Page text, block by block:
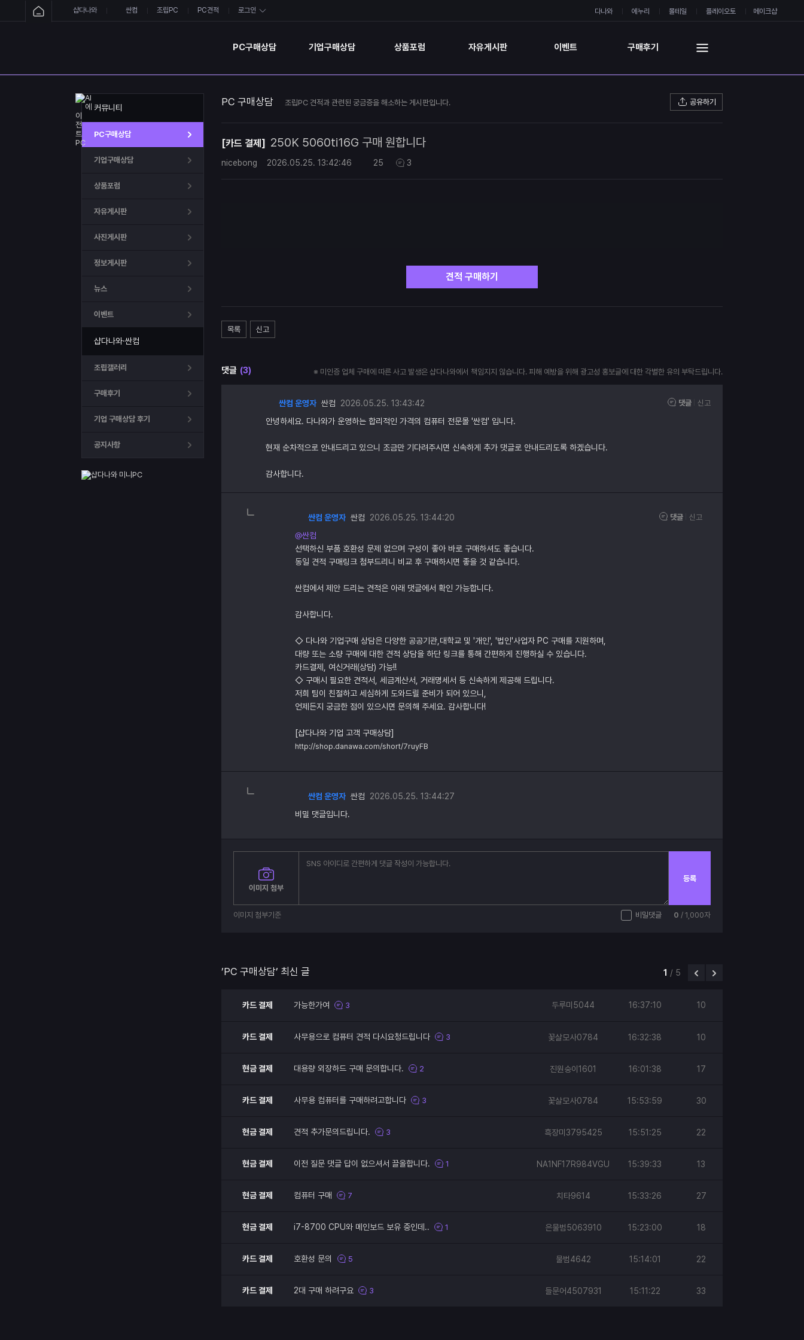
샵다나와 싼컴 조립PC PC견적 로그인 다나와 에누리 몰테일 플레이오토 메이크샵
PC구매상담 기업구매상담 상품포럼 자유게시판 이벤트 구매후기
커뮤니티
PC구매상담
기업구매상담
상품포럼
자유게시판
사진게시판
정보게시판
뉴스
이벤트
샵다나와·싼컴
조립갤러리
구매후기
기업 구매상담 후기
공지사항
PC 구매상담 조립PC 견적과 관련된 궁금증을 해소하는 게시판입니다. 공유하기
[카드 결제] 250K 5060ti16G 구매 원합니다
nicebong 2026.05.25. 13:42:46 25 3
견적 구매하기
목록 신고
댓글 (3) ※ 미인증 업체 구매에 따른 사고 발생은 샵다나와에서 책임지지 않습니다. 피해 예방을 위해 광고성 홍보글에 대한 각별한 유의 부탁드립니다.
싼컴 운영자 싼컴 2026.05.25. 13:43:42 댓글 신고
안녕하세요. 다나와가 운영하는 합리적인 가격의 컴퓨터 전문몰 '싼컴' 입니다.
현재 순차적으로 안내드리고 있으니 조금만 기다려주시면 신속하게 추가 댓글로 안내드리도록 하겠습니다.
감사합니다.
싼컴 운영자 싼컴 2026.05.25. 13:44:20 댓글 신고
@싼컴
선택하신 부품 호환성 문제 없으며 구성이 좋아 바로 구매하셔도 좋습니다.
동일 견적 구매링크 첨부드리니 비교 후 구매하시면 좋을 것 같습니다.
싼컴에서 제안 드리는 견적은 아래 댓글에서 확인 가능합니다.
감사합니다.
◇ 다나와 기업구매 상담은 다양한 공공기관,대학교 및 '개인', '법인'사업자 PC 구매를 지원하며,
대량 또는 소량 구매에 대한 견적 상담을 하단 링크를 통해 간편하게 진행하실 수 있습니다.
카드결제, 여신거래(상담) 가능!!
◇ 구매시 필요한 견적서, 세금계산서, 거래명세서 등 신속하게 제공해 드립니다.
저희 팀이 친절하고 세심하게 도와드릴 준비가 되어 있으니,
언제든지 궁금한 점이 있으시면 문의해 주세요. 감사합니다!
[샵다나와 기업 고객 구매상담]
http://shop.danawa.com/short/7ruyFB
싼컴 운영자 싼컴
2026.05.25. 13:44:27
비밀 댓글입니다.
이미지 첨부
등록
이미지 첨부기준 비밀댓글 0 / 1,000자
’PC 구매상담’ 최신 글 1 / 5
카드 결제 가능한가여 3 두루미5044 16:37:10 10
카드 결제 사무용으로 컴퓨터 견적 다시요청드립니다 3 꽃살모사0784 16:32:38 10
현금 결제 대용량 외장하드 구매 문의합니다. 2 진원숭이1601 16:01:38 17
카드 결제 사무용 컴퓨터를 구매하려고합니다 3 꽃살모사0784 15:53:59 30
현금 결제 견적 추가문의드립니다. 3 흑장미3795425 15:51:25 22
현금 결제 이전 질문 댓글 답이 없으셔서 끌올합니다. 1 NA1NF17R984VGU 15:39:33 13
현금 결제 컴퓨터 구매 7 치타9614 15:33:26 27
현금 결제 i7-8700 CPU와 메인보드 보유 중인데.. 1 은물범5063910 15:23:00 18
카드 결제 호환성 문의 5 물범4642 15:14:01 22
카드 결제 2대 구매 하려구요 3 들문어4507931 15:11:22 33